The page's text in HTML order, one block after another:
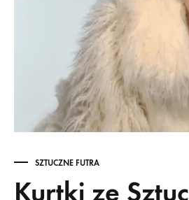
SZTUCZNE FUTRA
Kurtki ze